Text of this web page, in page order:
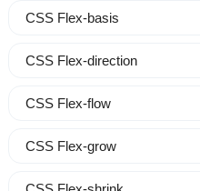
CSS Flex-basis
CSS Flex-direction
CSS Flex-flow
CSS Flex-grow